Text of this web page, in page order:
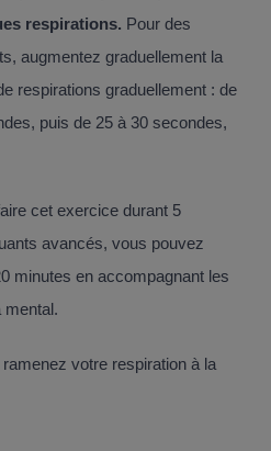
respirations. Pour des
augmentez graduellement la
respirations graduellement : de
puis de 25 à 30 secondes,
cet exercice durant 5
avancés, vous pouvez
minutes en accompagnant les
mental.
votre respiration à la